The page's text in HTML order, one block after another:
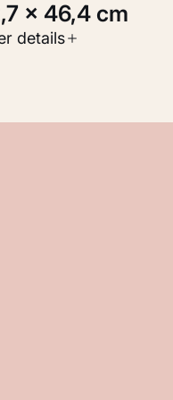
× 46,4 cm
werk
details